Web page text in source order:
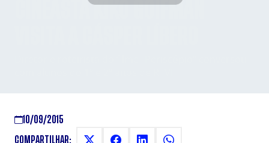
CINEASTA KIKO GOIFMAN
10/09/2015
COMPARTILHAR: